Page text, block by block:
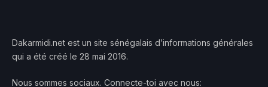
Dakarmidi.net est un site sénégalais d’informations générales
qui a été créé le 28 mai 2016.
Nous sommes sociaux. Connecte-toi avec nous: